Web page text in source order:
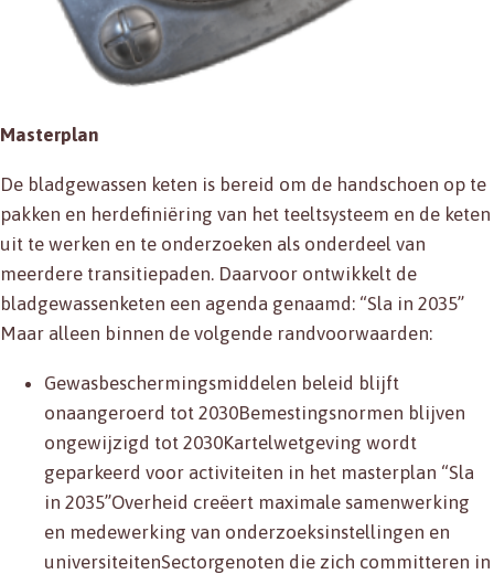
Masterplan
De bladgewassen keten is bereid om de handschoen op te
pakken en herdefiniëring van het teeltsysteem en de keten
uit te werken en te onderzoeken als onderdeel van
meerdere transitiepaden. Daarvoor ontwikkelt de
bladgewassenketen een agenda genaamd: “Sla in 2035”
Maar alleen binnen de volgende randvoorwaarden:
Gewasbeschermingsmiddelen beleid blijft
onaangeroerd tot 2030Bemestingsnormen blijven
ongewijzigd tot 2030Kartelwetgeving wordt
geparkeerd voor activiteiten in het masterplan “Sla
in 2035”Overheid creëert maximale samenwerking
en medewerking van onderzoeksinstellingen en
universiteitenSectorgenoten die zich committeren in